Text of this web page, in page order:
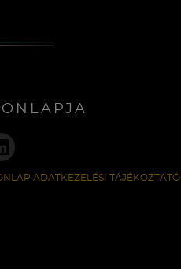
ADATKEZELÉSI TÁJÉKOZTATÓ